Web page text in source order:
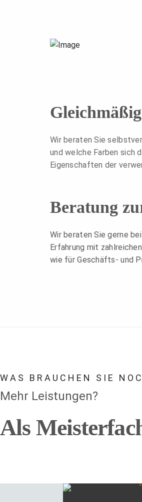
Wir beraten Sie
und welche Farben sich
Eigenschaften der
Beratung
Wir beraten Sie gerne
Erfahrung mit
wie für Geschäfts- und
WAS BRAUCHEN SIE
Mehr Leistungen?
Als